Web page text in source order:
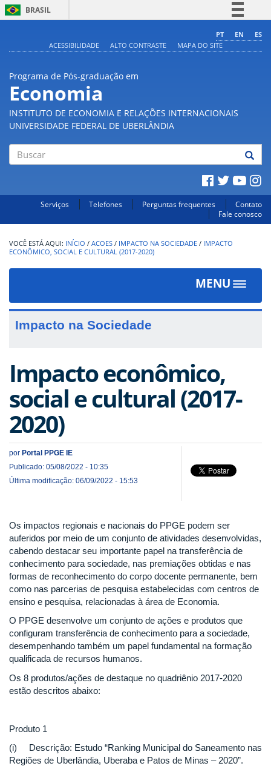
BRASIL
Comunica BR
PT EN
ES
ACESSIBILIDADE
ALTO CONTRASTE MAPA DO SITE
Programa de Pós-graduação em
Economia
INSTITUTO DE ECONOMIA E RELAÇÕES INTERNACIONAIS
UNIVERSIDADE FEDERAL DE UBERLÂNDIA
Serviços Telefones Perguntas frequentes
Contato
Fale conosco
INÍCIO / ACOES / IMPACTO NA SOCIEDADE / IMPACTO
ECONÔMICO, SOCIAL E CULTURAL (2017-2020)
MENU
Toggle
Impacto na Sociedade
Impacto econômico,
social e cultural (2017-
2020)
por Portal PPGE IE
Publicado: 05/08/2022 - 10:35
Última modificação: 06/09/2022 - 15:53
Os impactos regionais e nacionais do PPGE podem ser
auferidos por meio de um conjunto de atividades desenvolvidas,
cabendo destacar seu importante papel na transferência de
conhecimento para sociedade, nas premiações obtidas e nas
formas de reconhecimento do corpo docente permanente, bem
como nas parcerias de pesquisa estabelecidas com centros de
ensino e pesquisa, relacionadas à área de Economia.
O PPGE desenvolve um conjunto de ações e produtos que
configuram transferência de conhecimento para a sociedade,
desempenhando também um papel fundamental na formação
qualificada de recursos humanos.
Os 8 produtos/ações de destaque no quadriênio 2017-2020
estão descritos abaixo:
Produto 1
(i) Descrição: Estudo “Ranking Municipal do Saneamento nas
Regiões de Uberlândia, Uberaba e Patos de Minas – 2020”.